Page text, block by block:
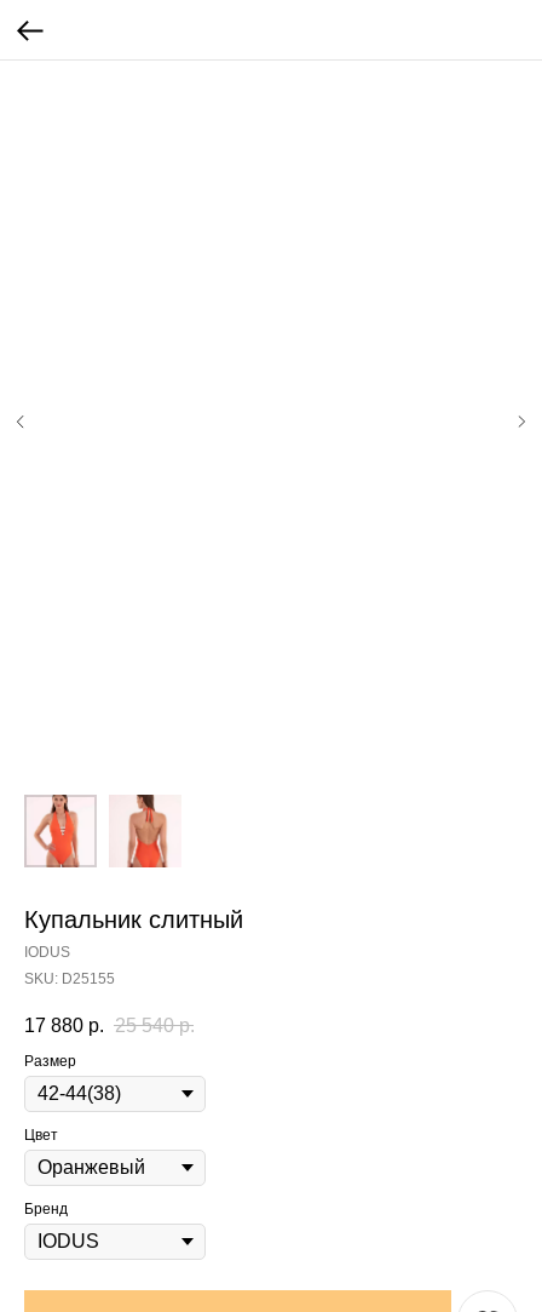
Купальник слитный
IODUS
SKU: D25155
17 880 р. 25 540 р.
Размер
Цвет
Бренд